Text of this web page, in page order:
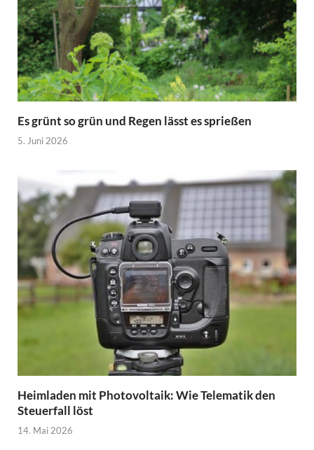
Es grünt so grün und Regen lässt es sprießen
5. Juni 2026
Heimladen mit Photovoltaik: Wie Telematik den
Steuerfall löst
14. Mai 2026